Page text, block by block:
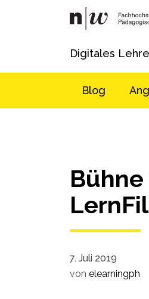
Digitales
Blog
7. Juli 2019
von elearningph